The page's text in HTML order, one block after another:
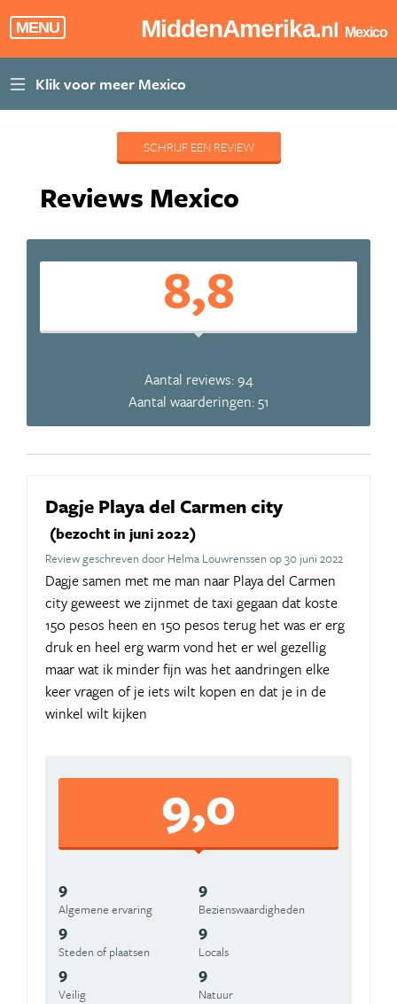
MENU MiddenAmerika.nl Mexico
SCHRIJF EEN REVIEW
Reviews Mexico
8,8
Aantal reviews: 94
Aantal waarderingen: 51
Dagje Playa del Carmen city
(bezocht in juni 2022)
Review geschreven door Helma Louwrenssen op 30 juni 2022
Dagje samen met me man naar Playa del Carmen
city geweest we zijnmet de taxi gegaan dat koste
150 pesos heen en 150 pesos terug het was er erg
druk en heel erg warm vond het er wel gezellig
maar wat ik minder fijn was het aandringen elke
keer vragen of je iets wilt kopen en dat je in de
winkel wilt kijken
9,0
9
Algemene ervaring
9
Beziens­waardigheden
9
Steden of plaatsen
9
Locals
9
Veilig
9
Natuur